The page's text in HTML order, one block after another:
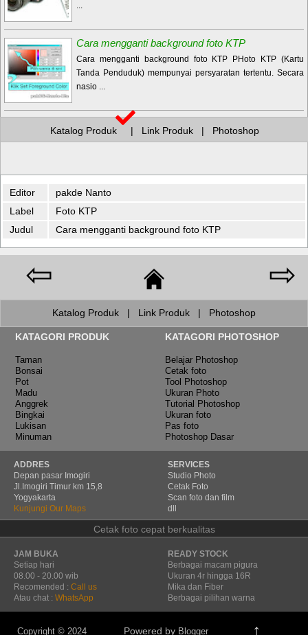
...
Cara mengganti background foto KTP
Cara mengganti background foto KTP PHoto KTP (Kartu
Tanda Penduduk) mempunyai persyaratan tertentu. Secara
nasio ...
Katalog Produk | Link Produk | Photoshop
Editor
pakde Nanto
Label
Foto KTP
Judul
Cara mengganti background foto KTP
⇦ ⇨
Katalog Produk | Link Produk | Photoshop
KATAGORI PRODUK KATAGORI PHOTOSHOP
Taman
Bonsai
Pot
Madu
Anggrek
Bingkai
Lukisan
Minuman
Belajar Photoshop
Cetak foto
Tool Photoshop
Ukuran Photo
Tutorial Photoshop
Ukuran foto
Pas foto
Photoshop Dasar
ADDRES
Depan pasar Imogiri
Jl.Imogiri Timur km 15,8
Yogyakarta
Kunjungi Our Maps
SERVICES
Studio Photo
Cetak Foto
Scan foto dan film
dll
Cetak foto cepat berkualitas
JAM BUKA
Setiap hari
08.00 - 20.00 wib
Recomended : Call us
Atau chat : WhatsApp
READY STOCK
Berbagai macam pigura
Ukuran 4r hingga 16R
Mika dan Fiber
Berbagai pilihan warna
Copyright © 2024 Powered by Blogger ↑